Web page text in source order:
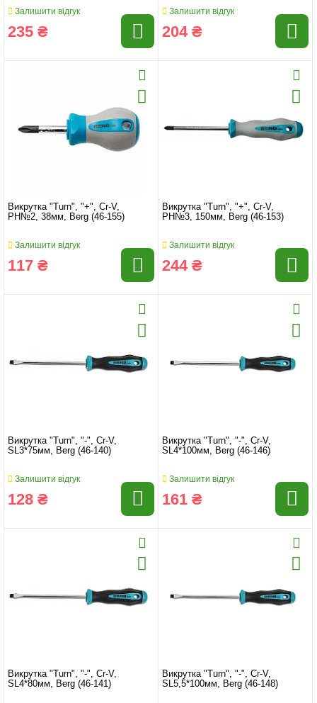
Залишити відгук
235 ₴
Залишити відгук
204 ₴
Викрутка "Turn", "+", Cr-V,
PH№2, 38мм, Berg (46-155)
Залишити відгук
117 ₴
Викрутка "Turn", "+", Cr-V,
PH№3, 150мм, Berg (46-153)
Залишити відгук
244 ₴
Викрутка "Turn", "-", Cr-V,
SL3*75мм, Berg (46-140)
Залишити відгук
128 ₴
Викрутка "Turn", "-", Cr-V,
SL4*100мм, Berg (46-146)
Залишити відгук
161 ₴
Викрутка "Turn", "-", Cr-V,
SL4*80мм, Berg (46-141)
Викрутка "Turn", "-", Cr-V,
SL5,5*100мм, Berg (46-148)